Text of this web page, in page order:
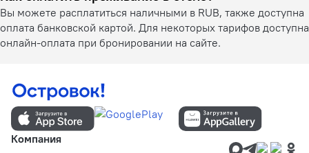
Вы можете расплатиться наличными в RUB, также доступна
оплата банковской картой. Для некоторых тарифов доступна
онлайн-оплата при бронировании на сайте.
Компания